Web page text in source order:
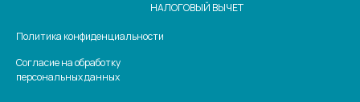
Согласие на обработку
персональных данных
Политика конфиденциальности
НАЛОГОВЫЙ ВЫЧЕТ